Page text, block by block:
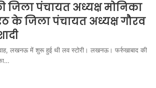
जिला पंचायत अध्यक्ष मोनिका
के जिला पंचायत अध्यक्ष गौरव
लखनऊ में शुरू हुई थी लव स्टोरी। लखनऊ। फर्रुखाबाद की